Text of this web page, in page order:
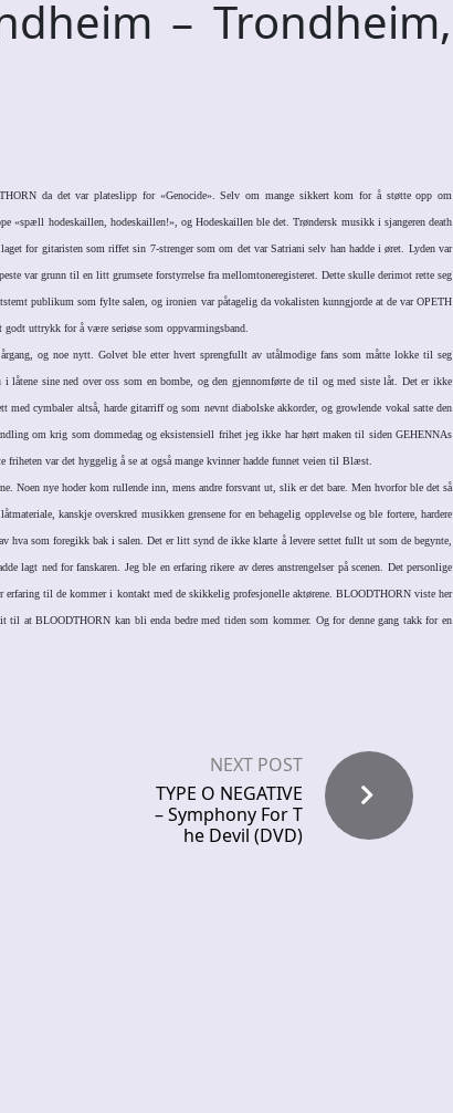
– Trondheim,
da det var plateslipp for «Genocide». Selv om mange sikkert kom for å støtte opp om
«spæll hodeskaillen, hodeskaillen!», og Hodeskaillen ble det. Trøndersk musikk i sjangeren death
for gitaristen som riffet sin 7-strenger som om det var Satriani selv han hadde i øret. Lyden var
var grunn til en litt grumsete forstyrrelse fra mellomtoneregisteret. Dette skulle derimot rette seg
publikum som fylte salen, og ironien var påtagelig da vokalisten kunngjorde at de var OPETH
uttrykk for å være seriøse som oppvarmingsband.
og noe nytt. Golvet ble etter hvert sprengfullt av utålmodige fans som måtte lokke til seg
sine ned over oss som en bombe, og den gjennomførte de til og med siste låt. Det er ikke
cymbaler altså, harde gitarriff og som nevnt diabolske akkorder, og growlende vokal satte den
om krig som dommedag og eksistensiell frihet jeg ikke har hørt maken til siden GEHENNAs
var det hyggelig å se at også mange kvinner hadde funnet veien til Blæst.
Noen nye hoder kom rullende inn, mens andre forsvant ut, slik er det bare. Men hvorfor ble det så
kanskje overskred musikken grensene for en behagelig opplevelse og ble fortere, hardere
som foregikk bak i salen. Det er litt synd de ikke klarte å levere settet fullt ut som de begynte,
lagt ned for fanskaren. Jeg ble en erfaring rikere av deres anstrengelser på scenen. Det personlige
erfaring til de kommer i kontakt med de skikkelig profesjonelle aktørene. BLOODTHORN viste her
at BLOODTHORN kan bli enda bedre med tiden som kommer. Og for denne gang takk for en
NEXT POST
TYPE O NEGATIVE
– Symphony For T
he Devil (DVD)